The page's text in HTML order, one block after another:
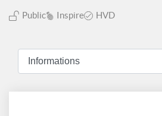
Public Inspire HVD